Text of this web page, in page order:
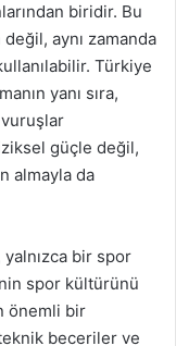
biridir. Bu
aynı zamanda
Türkiye
yanı sıra,
güçle değil,
almayla da
bir spor
spor kültürünü
önemli bir
beceriler ve